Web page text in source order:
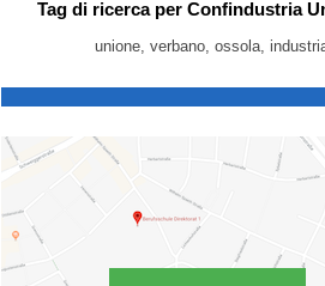
Tag di ricerca per Confindustria
unione, verbano, ossola,